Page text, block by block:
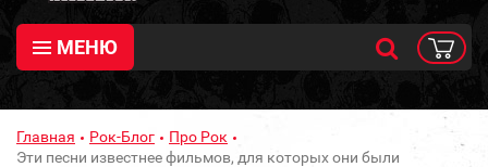
МЕНЮ
Главная Рок-Блог
Про Рок
Эти песни известнее фильмов, для которых они были